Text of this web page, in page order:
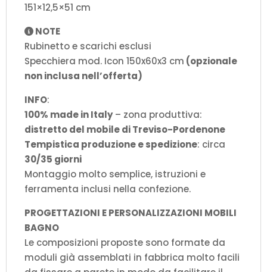
151×12,5×51 cm
NOTE
Rubinetto e scarichi esclusi
Specchiera mod. Icon 150x60x3 cm (opzionale
non inclusa nell’offerta)
INFO:
100% made in Italy– zona produttiva:
distretto del mobile di Treviso-Pordenone
Tempistica produzione e spedizione: circa
30/35 giorni
Montaggio molto semplice, istruzioni e
ferramenta inclusi nella confezione.
PROGETTAZIONI E PERSONALIZZAZIONI MOBILI
BAGNO
Le composizioni proposte sono formate da
moduli già assemblati in fabbrica molto facili